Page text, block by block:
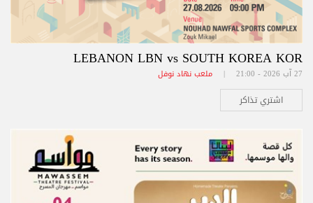
LEBANON LBN vs SOUTH KOREA KOR
27 آب 2026 - 21:00 | ملعب نهاد نوفل
اشتري تذاكر